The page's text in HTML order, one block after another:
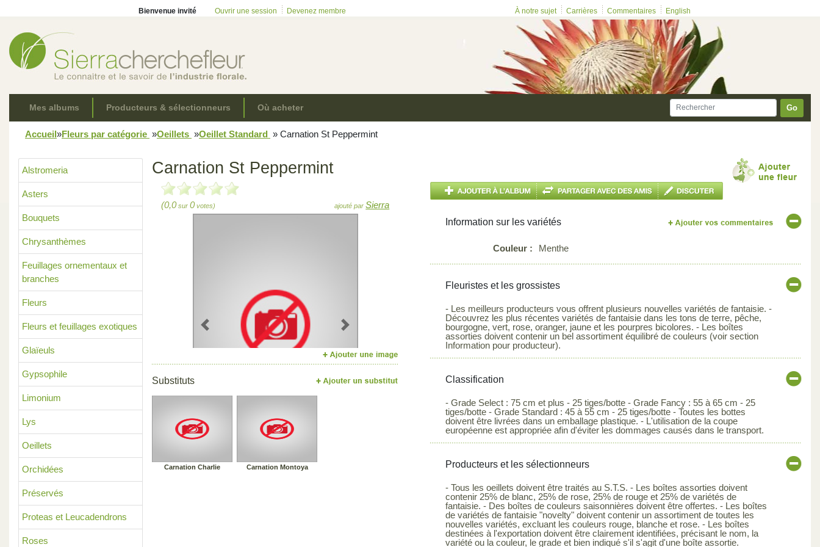
Bienvenue invité Ouvrir une session Devenez membre À notre sujet Carrières Commentaires English
Mes albums Producteurs & sélectionneurs Où acheter Go
Accueil»Fleurs par catégorie »Oeillets »Oeillet Standard » Carnation St Peppermint
Alstromeria
Asters
Bouquets
Chrysanthèmes
Feuillages ornementaux et
branches
Fleurs
Fleurs et feuillages exotiques
Glaïeuls
Gypsophile
Limonium
Lys
Oeillets
Orchidées
Préservés
Proteas et Leucadendrons
Roses
Carnation St Peppermint
(0,0sur 0votes) ajouté parSierra
Previous Next
Substituts
Carnation Charlie Carnation Montoya
Information sur les variétés
Couleur : Menthe
Fleuristes et les grossistes
- Les meilleurs producteurs vous offrent plusieurs nouvelles variétés de fantaisie. -
Découvrez les plus récentes variétés de fantaisie dans les tons de terre, pêche,
bourgogne, vert, rose, oranger, jaune et les pourpres bicolores. - Les boîtes
assorties doivent contenir un bel assortiment équilibré de couleurs (voir section
Information pour producteur).
Classification
- Grade Select : 75 cm et plus - 25 tiges/botte - Grade Fancy : 55 à 65 cm - 25
tiges/botte - Grade Standard : 45 à 55 cm - 25 tiges/botte - Toutes les bottes
doivent être livrées dans un emballage plastique. - L'utilisation de la coupe
européenne est appropriée afin d'éviter les dommages causés dans le transport.
Producteurs et les sélectionneurs
- Tous les oeillets doivent être traités au S.T.S. - Les boîtes assorties doivent
contenir 25% de blanc, 25% de rose, 25% de rouge et 25% de variétés de
fantaisie. - Des boîtes de couleurs saisonnières doivent être offertes. - Les boîtes
de variétés de fantaisie "novelty" doivent contenir un assortiment de toutes les
nouvelles variétés, excluant les couleurs rouge, blanche et rose. - Les boîtes
destinées à l'exportation doivent être clairement identifiées, précisant le nom, la
variété ou la couleur, le grade et bien indiqué s'il s'agit d'une boîte assortie.